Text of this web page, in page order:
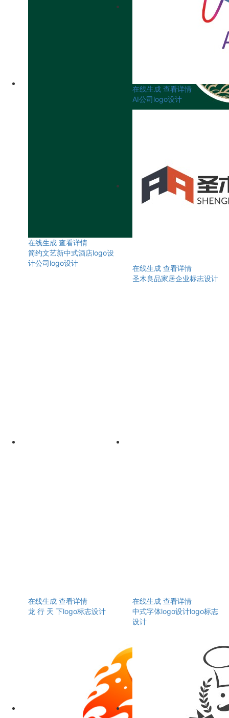
在线生成 查看详情
简约文艺新中式酒店logo设
计公司logo设计
在线生成 查看详情
AI公司logo设计
在线生成 查看详情
圣木良品家居企业标志设计
在线生成 查看详情
龙 行 天 下logo标志设计
在线生成 查看详情
中式字体logo设计logo标志
设计